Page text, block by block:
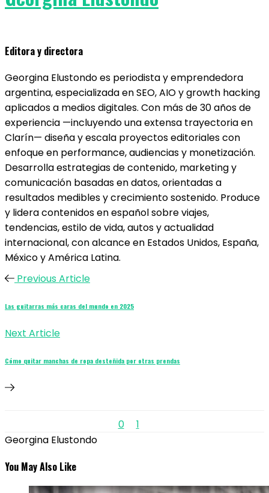
Editora y directora
Georgina Elustondo es periodista y emprendedora
argentina, especializada en SEO, AIO y growth hacking
aplicados a medios digitales. Con más de 30 años de
experiencia —incluyendo una extensa trayectoria en
Clarín— diseña y escala proyectos editoriales con
enfoque en performance, audiencias y monetización.
Desarrolla estrategias de contenido, marketing y
comunicación basadas en datos, orientadas a
resultados medibles y crecimiento sostenido. Produce
y lidera contenidos en español sobre viajes,
tendencias, estilo de vida, autos y actualidad
internacional, con alcance en Estados Unidos, España,
México y América Latina.
Previous Article
Las guitarras más caras del mundo en 2025
Next Article
Cómo quitar manchas de ropa desteñida por otras prendas
0
1
Georgina Elustondo
You May Also Like